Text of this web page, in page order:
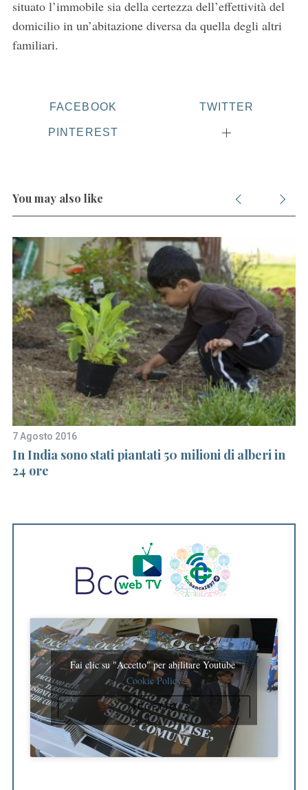
situato l’immobile sia della certezza dell’effettività del
domicilio in un’abitazione diversa da quella degli altri
familiari.
FACEBOOK TWITTER
PINTEREST
You may also like
7 Agosto 2016
In India sono stati piantati 50 milioni di alberi in
24 ore
Fai clic su "Accetto" per abilitare Youtube
Cookie Policy
ACCETTO